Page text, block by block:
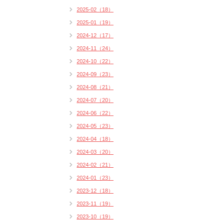
2025-02（18）
2025-01（19）
2024-12（17）
2024-11（24）
2024-10（22）
2024-09（23）
2024-08（21）
2024-07（20）
2024-06（22）
2024-05（23）
2024-04（18）
2024-03（20）
2024-02（21）
2024-01（23）
2023-12（18）
2023-11（19）
2023-10（19）